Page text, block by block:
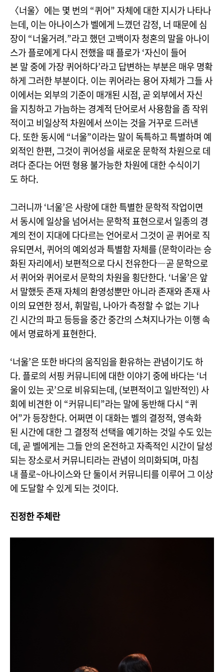
〈너울〉에는 몇 번의 “퀴어” 자체에 대한 지시가 나타나
는데, 이는 아나이스가 벨에게 느꼈던 감정, 너 때문에 심
장이 “너울거려.”라고 했던 고백이자 청혼의 말을 아나이
스가 플로에게 다시 전했을 때 플로가 ‘자신이 들어
본 말 중에 가장 퀴어하다’라고 답변하는 부분은 매우 명확
하게 그러한 부분이다. 이는 퀴어라는 용어 자체가 그들 사
이에서는 외부의 기준이 매개된 시점, 곧 외부에서 자신
을 지칭하고 가늠하는 경계적 단어로서 사용함을 좀 작위
적이고 비일상적 차원에서 쓰이는 것을 거꾸로 드러낸
다. 또한 동시에 “너울”이라는 말이 독특하고 특별하며 예
외적인 한편, 그것이 퀴어성을 새로운 문학적 차원으로 데
려다 준다는 어떤 형용 불가능한 차원에 대한 수식이기
도 하다.
그러니까 ‘너울’은 사랑에 대한 특별한 문학적 작업이면
서 동시에 일상을 넘어서는 문학적 표현으로서 일종의 경
계의 전이 지대에 다다르는 언어로서 그것이 곧 퀴어로 직
유되면서, 퀴어의 예외성과 특별함 자체를 (문학이라는 승
화된 자리에서) 보편적으로 다시 전유한다―곧 문학으로
서 퀴어와 퀴어로서 문학의 차원을 횡단한다. ‘너울’은 앞
서 말했듯 존재 자체의 환영성뿐만 아니라 존재와 존재 사
이의 묘연한 정서, 휘말림, 나아가 측정할 수 없는 기나
긴 시간의 파고 등등을 중간 중간의 스쳐지나가는 이행 속
에서 명료하게 표현한다.
‘너울’은 또한 바다의 움직임을 환유하는 관념이기도 하
다. 플로의 서핑 커뮤니티에 대한 이야기 중에 바다는 ‘너
울이 있는 곳’으로 비유되는데, (보편적이고 일반적인) 사
회에 비견한 이 “커뮤니티”라는 말에 동반해 다시 “퀴
어”가 등장한다. 어쩌면 이 대화는 벨의 결정적, 영속화
된 시간에 대한 그 결정적 선택을 예기하는 것일 수도 있는
데, 곧 벨에게는 그들 안의 온전하고 자족적인 시간이 달성
되는 장소로서 커뮤니티라는 관념이 의미화되며, 마침
내 플로~아나이스와 단 둘이서 커뮤니티를 이루어 그 이상
에 도달할 수 있게 되는 것이다.
진정한 주체란